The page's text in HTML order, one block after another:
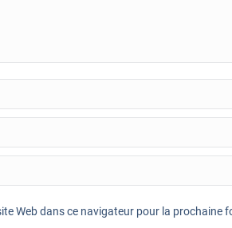
Web dans ce navigateur pour la prochaine